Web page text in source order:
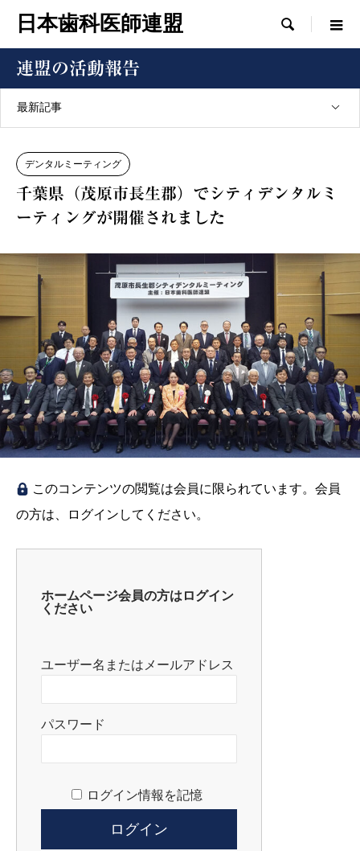
日本歯科医師連盟 
連盟の活動報告
最新記事
デンタルミーティング
千葉県（茂原市長生郡）でシティデンタルミ
ーティングが開催されました
このコンテンツの閲覧は会員に限られています。会員
の方は、ログインしてください。
ホームページ会員の方はログイン
ください
ユーザー名またはメールアドレス
パスワード
ログイン情報を記憶